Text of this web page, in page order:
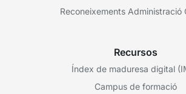
Reconeixements Administració
Recursos
Índex de maduresa digital
Campus de formació